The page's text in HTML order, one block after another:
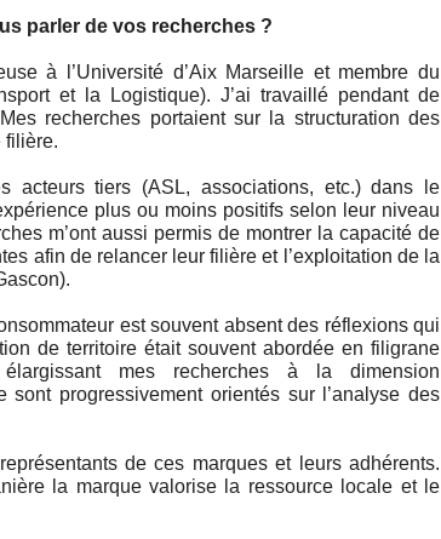
parler de vos recherches ?
à l’Université d’Aix Marseille et membre du
et la Logistique). J’ai travaillé pendant de
recherches portaient sur la structuration des
filière.
acteurs tiers (ASL, associations, etc.) dans le
plus ou moins positifs selon leur niveau
m’ont aussi permis de montrer la capacité de
afin de relancer leur filière et l’exploitation de la
est souvent absent des réflexions qui
de territoire était souvent abordée en filigrane
mes recherches à la dimension
progressivement orientés sur l’analyse des
la marque valorise la ressource locale et le